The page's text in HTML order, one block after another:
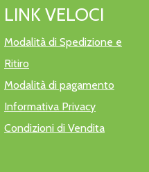
LINK VELOCI
Modalità di Spedizione e
Ritiro
Modalità di pagamento
Informativa Privacy
Condizioni di Vendita